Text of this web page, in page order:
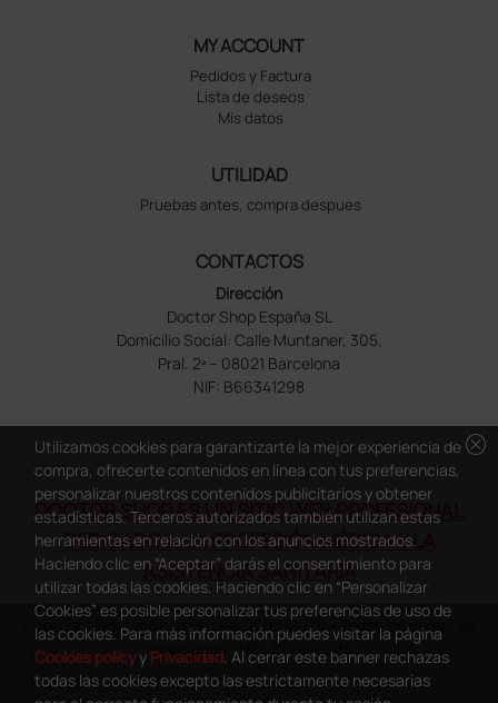
MY ACCOUNT
Pedidos y Factura
Lista de deseos
Mis datos
UTILIDAD
Pruebas antes, compra despues
CONTACTOS
Dirección
Doctor Shop España SL
Domicilio Social: Calle Muntaner, 305,
Pral. 2ª – 08021 Barcelona
NIF: B66341298
DOCTOR SHOP ES UN SITIO WEB PROFESIONAL
DEDICADO A LA PROFESIÓN MÉDICA Y LA
ASISTENCIA SANITARIA
Copyright Doctor Shop España 2005-2026 - Todos los derechos
reservados - NIF.: B66341298
cancel
Utilizamos cookies para garantizarte la mejor experiencia de
compra, ofrecerte contenidos en línea con tus preferencias,
personalizar nuestros contenidos publicitarios y obtener
estadísticas. Terceros autorizados también utilizan estas
herramientas en relación con los anuncios mostrados.
Haciendo clic en “Aceptar” darás el consentimiento para
utilizar todas las cookies. Haciendo clic en “Personalizar
Cookies” es posible personalizar tus preferencias de uso de
las cookies. Para más información puedes visitar la página
Cookies policyy Privacidad. Al cerrar este banner rechazas
todas las cookies excepto las estrictamente necesarias